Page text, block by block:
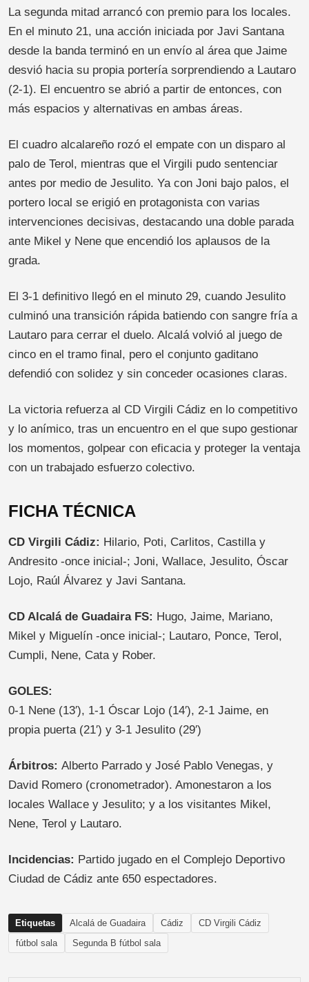
La segunda mitad arrancó con premio para los locales.
En el minuto 21, una acción iniciada por Javi Santana
desde la banda terminó en un envío al área que Jaime
desvió hacia su propia portería sorprendiendo a Lautaro
(2-1). El encuentro se abrió a partir de entonces, con
más espacios y alternativas en ambas áreas.
El cuadro alcalareño rozó el empate con un disparo al
palo de Terol, mientras que el Virgili pudo sentenciar
antes por medio de Jesulito. Ya con Joni bajo palos, el
portero local se erigió en protagonista con varias
intervenciones decisivas, destacando una doble parada
ante Mikel y Nene que encendió los aplausos de la
grada.
El 3-1 definitivo llegó en el minuto 29, cuando Jesulito
culminó una transición rápida batiendo con sangre fría a
Lautaro para cerrar el duelo. Alcalá volvió al juego de
cinco en el tramo final, pero el conjunto gaditano
defendió con solidez y sin conceder ocasiones claras.
La victoria refuerza al CD Virgili Cádiz en lo competitivo
y lo anímico, tras un encuentro en el que supo gestionar
los momentos, golpear con eficacia y proteger la ventaja
con un trabajado esfuerzo colectivo.
FICHA TÉCNICA
CD Virgili Cádiz: Hilario, Poti, Carlitos, Castilla y
Andresito -once inicial-; Joni, Wallace, Jesulito, Óscar
Lojo, Raúl Álvarez y Javi Santana.
CD Alcalá de Guadaira FS: Hugo, Jaime, Mariano,
Mikel y Miguelín -once inicial-; Lautaro, Ponce, Terol,
Cumpli, Nene, Cata y Rober.
GOLES:
0-1 Nene (13′), 1-1 Óscar Lojo (14′), 2-1 Jaime, en
propia puerta (21′) y 3-1 Jesulito (29′)
Árbitros: Alberto Parrado y José Pablo Venegas, y
David Romero (cronometrador). Amonestaron a los
locales Wallace y Jesulito; y a los visitantes Mikel,
Nene, Terol y Lautaro.
Incidencias: Partido jugado en el Complejo Deportivo
Ciudad de Cádiz ante 650 espectadores.
Etiquetas Alcalá de Guadaira Cádiz
CD Virgili Cádiz
fútbol sala
Segunda B fútbol sala